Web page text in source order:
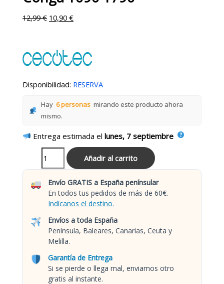
12,99€ 10,90€
Disponibilidad: RESERVA
Hay 6 personas mirando este producto ahora
mismo.
Entrega estimada ellunes, 7 septiembre
Añadir al carrito
Envío GRATIS a España penínsular
En todos tus pedidos de más de 60€.
Indícanos el destino.
Envíos a toda España
Península, Baleares, Canarias, Ceuta y
Melilla.
Garantía de Entrega
Si se pierde o llega mal, enviamos otro
gratis al instante.